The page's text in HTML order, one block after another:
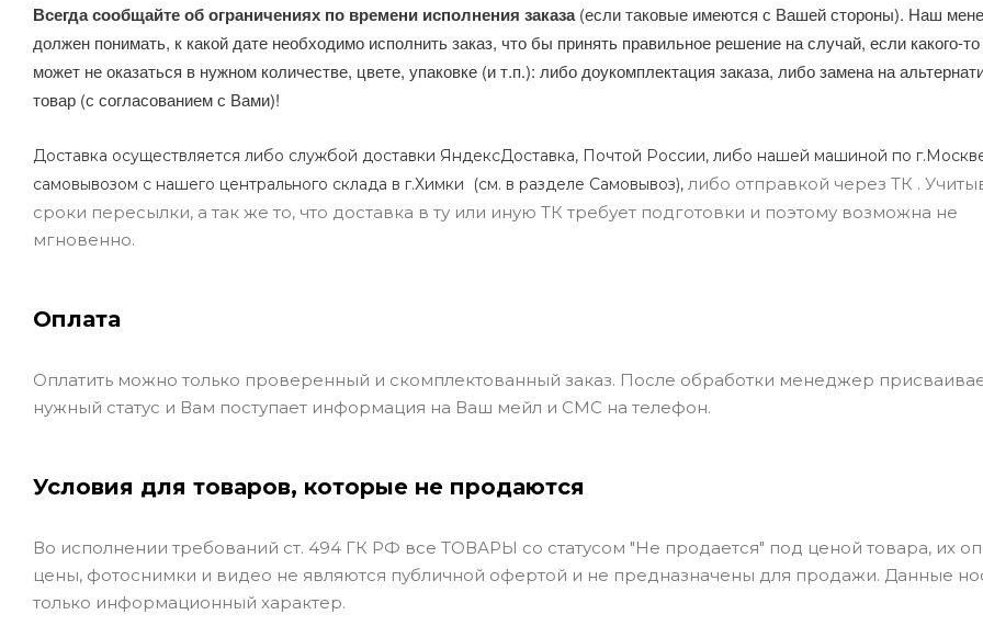
Всегда сообщайте об ограничениях по времени исполнения заказа(если таковые имеются с Вашей стороны). Наш
должен понимать, к какой дате необходимо исполнить заказ, что бы принять правильное решение на случай, если какого-
может не оказаться в нужном количестве, цвете, упаковке (и т.п.): либо доукомплектация заказа, либо замена на
товар (с согласованием с Вами)!
Доставка осуществляется либо службой доставки ЯндексДоставка, Почтой России, либо нашей машиной по
самовывозом с нашего центрального склада в г.Химки (см. в разделе Самовывоз), либо отправкой через ТК .
сроки пересылки, а так же то, что доставка в ту или иную ТК требует подготовки и поэтому возможна не
мгновенно.
Оплата
Оплатить можно только проверенный и скомплектованный заказ. После обработки менеджер
нужный статус и Вам поступает информация на Ваш мейл и СМС на телефон.
Условия для товаров, которые не продаются
Во исполнении требований ст. 494 ГК РФ все ТОВАРЫ со статусом "Не продается" под ценой товара, их
цены, фотоснимки и видео не являются публичной офертой и не предназначены для продажи. Данные
только информационный характер.